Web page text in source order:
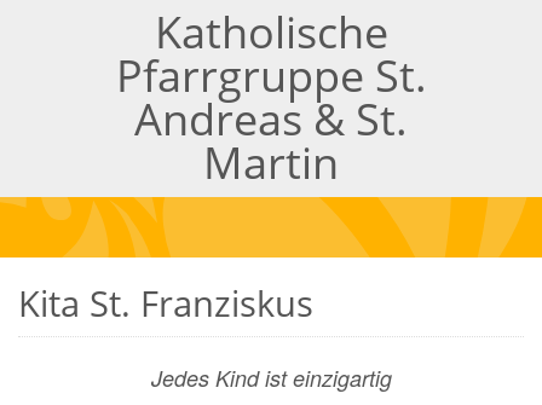
Katholische
Pfarrgruppe St.
Andreas & St.
Martin
Kita St. Franziskus
Jedes Kind ist einzigartig